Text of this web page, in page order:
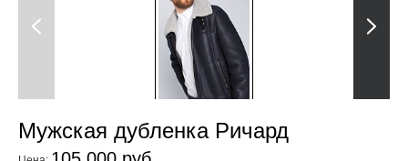
Previous Next
Мужская дубленка Ричард